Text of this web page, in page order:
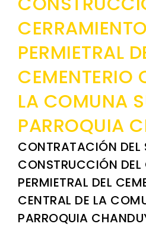
CERRAMIENTO
PERMIETRAL
CEMENTERIO
LA COMUNA
PARROQUIA
CONTRATACIÓN DEL
CONSTRUCCIÓN DEL
PERMIETRAL DEL
CENTRAL DE LA
PARROQUIA